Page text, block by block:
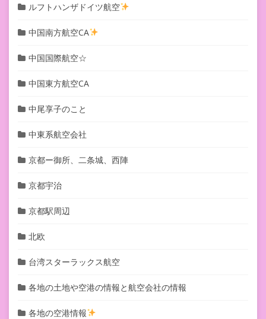
ルフトハンザドイツ航空
中国南方航空CA
中国国際航空☆
中国東方航空CA
中尾享子のこと
中東系航空会社
京都ー御所、二条城、西陣
京都宇治
京都駅周辺
北欧
台湾スターラックス航空
各地の土地や空港の情報と航空会社の情報
各地の空港情報